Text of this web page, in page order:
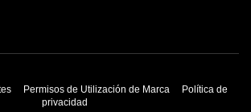
Permisos de Utilización de Marca
Política de
privacidad